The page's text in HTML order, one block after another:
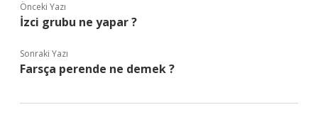
Önceki Yazı
İzci grubu ne yapar ?
Sonraki Yazı
Farsça perende ne demek ?